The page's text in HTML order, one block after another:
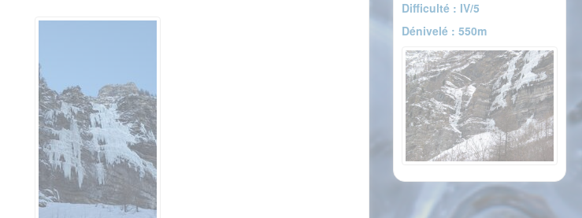
Difficulté : IV/5
Dénivelé : 550m